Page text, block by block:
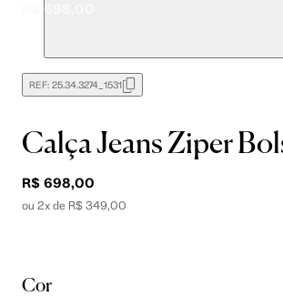
R$ 698,00
REF: 25.34.3274_1531
Calça Jeans Ziper
R$ 698,00
ou 2x de R$ 349,00
Cor